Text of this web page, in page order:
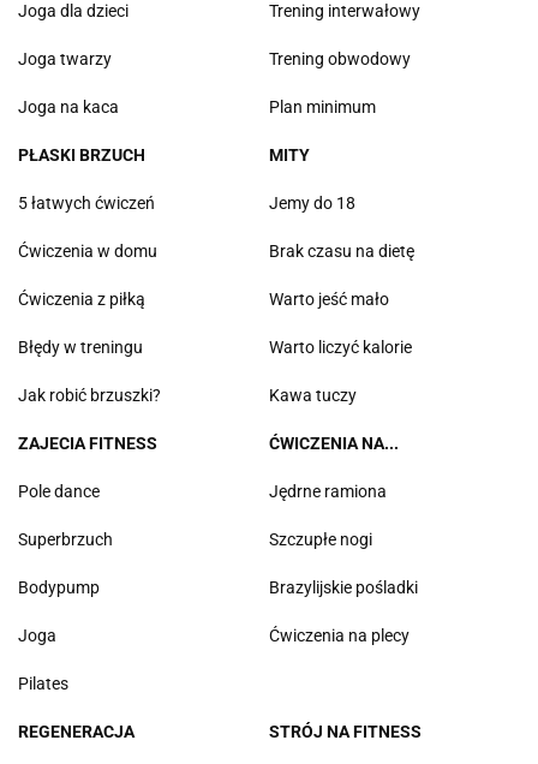
Joga dla dzieci
Joga twarzy
Joga na kaca
Trening interwałowy
Trening obwodowy
Plan minimum
PŁASKI BRZUCH
5 łatwych ćwiczeń
Ćwiczenia w domu
Ćwiczenia z piłką
Błędy w treningu
Jak robić brzuszki?
MITY
Jemy do 18
Brak czasu na dietę
Warto jeść mało
Warto liczyć kalorie
Kawa tuczy
ZAJECIA FITNESS
Pole dance
Superbrzuch
Bodypump
Joga
Pilates
ĆWICZENIA NA...
Jędrne ramiona
Szczupłe nogi
Brazylijskie pośladki
Ćwiczenia na plecy
REGENERACJA STRÓJ NA FITNESS